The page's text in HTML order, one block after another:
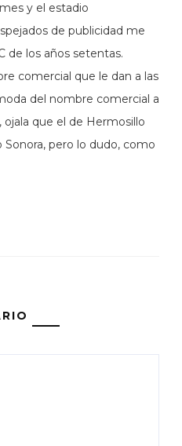
y el estadio
de publicidad me
de los años setentas.
comercial que le dan a las
del nombre comercial a
ojala que el de Hermosillo
Sonora, pero lo dudo, como